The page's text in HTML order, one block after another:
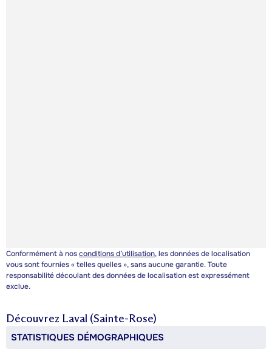
Conformément à nosconditions d’utilisation, les données de localisation
vous sont fournies « telles quelles », sans aucune garantie. Toute
responsabilité découlant des données de localisation est expressément
exclue.
Découvrez Laval (Sainte-Rose)
STATISTIQUES DÉMOGRAPHIQUES